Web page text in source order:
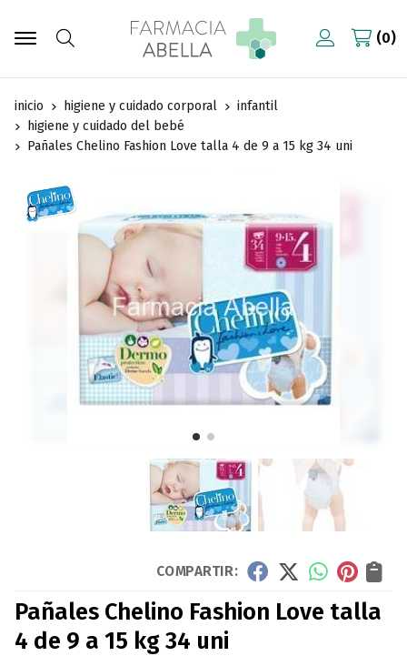
Buscar
0
inicio higiene y cuidado corporal
infantil
higiene y cuidado del bebé
Pañales Chelino Fashion Love talla 4 de 9 a 15 kg 34 uni
COMPARTIR:
Pañales Chelino Fashion Love talla
4 de 9 a 15 kg 34 uni